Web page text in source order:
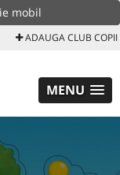
mobil
ADAUGA CLUB COPII
MENU